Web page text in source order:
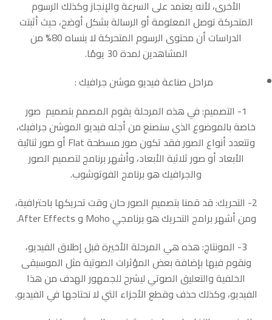
الأخرى، لأنه يعتمد على السرعة والإنجاز وكذلك الرسوم
المتحركة توصل المعلومة أو الرسالة بشكل أوضح، حيث أثبتت
الدراسات أن محتوى الرسوم المتحركة لا ينساه 80% من
المشاهدين لمدة 30 يومًا.
مراحل صناعة فيديو موشن جرافيك :
1- التصميم: في هذه المرحلة يقوم المصمم بتصميم صور
خاصة بالموضوع الذي سنصنع من أجله فيديو الموشن جرافيك،
وتتعدد أنواع الصور فقد تكون صور مسطحة Flat أو صور ثنائية
الأبعاد أو صور ثلاثية الأبعاد، وأشهر برنامج لتصميم الصور
والجرافيك هو برنامج الفوتوشوب.
2- التحريك: قد قمنا بتصميم الصور حان وقت تحريكها باحترافية،
ومن أشهر برامج التحريك هو برنامجي Moho و After Effects.
3- المونتاج: هذه هي المرحلة الأخيرة قبل إطلاق الفيديو،
ونقوم فيها بإضافة بعض المؤثرات الصوتية مثل الموسيقى
الخلفية والتعليق الصوتي ليشرح للجمهور الهدف من هذا
الفيديو، وكذلك حذف وقطع الأجزاء التي لا نحتاجها في الفيديو.